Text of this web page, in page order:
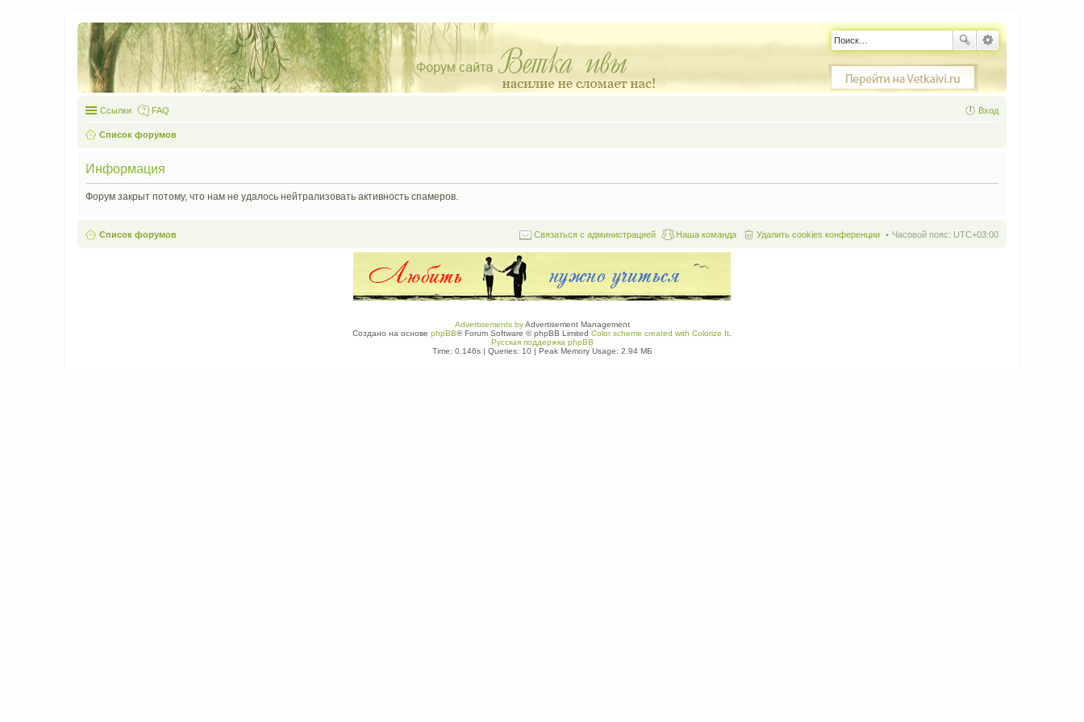
Ссылки FAQ Вход
Список форумов
Информация
Форум закрыт потому, что нам не удалось нейтрализовать активность спамеров.
Список форумов Часовой пояс: UTC+03:00
Удалить cookies конференции
Наша команда
Связаться с администрацией
Advertisements byAdvertisement Management
Создано на основе phpBB® Forum Software © phpBB Limited Color scheme created with Colorize It
Русская поддержка phpBB
Time: 0.146s| Queries: 10| Peak Memory Usage: 2.94 МБ